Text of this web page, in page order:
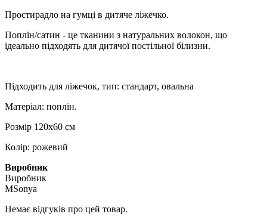
Простирадло на гумці в дитяче ліжечко.
Поплін/сатин - це тканини з натуральних волокон, що
ідеально підходять для дитячої постільної білизни.
Підходить для ліжечок, тип: стандарт, овальна
Матеріал: поплін.
Розмір 120х60 см
Колір: рожевий
Виробник
Виробник
MSonya
Немає відгуків про цей товар.